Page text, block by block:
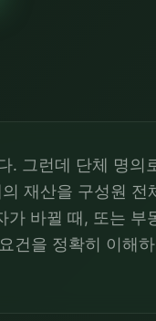
. 그런데 단체 명의
재산을 구성원 전
바뀔 때, 또는 부
건을 정확히 이해